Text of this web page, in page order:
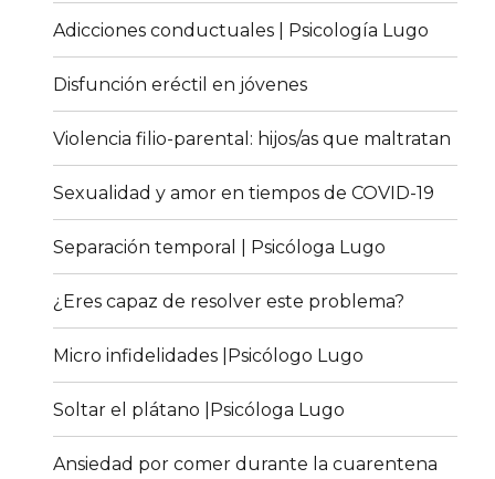
Adicciones conductuales | Psicología Lugo
Disfunción eréctil en jóvenes
Violencia filio-parental: hijos/as que maltratan
Sexualidad y amor en tiempos de COVID-19
Separación temporal | Psicóloga Lugo
¿Eres capaz de resolver este problema?
Micro infidelidades |Psicólogo Lugo
Soltar el plátano |Psicóloga Lugo
Ansiedad por comer durante la cuarentena